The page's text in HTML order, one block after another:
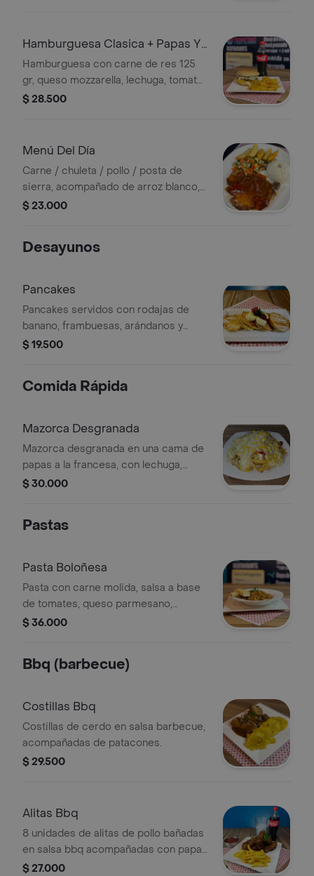
Hamburguesa Clasica + Papas Y
Gaseosa
Hamburguesa con carne de res 125
gr, queso mozzarella, lechuga, tomate
y salsas. Incluye papas fritas y
$ 28.500
Menú Del Día
Carne / chuleta / pollo / posta de
sierra, acompañado de arroz blanco,
tajadas/patacón, ensalada y bebida.
$ 23.000
Desayunos
Pancakes
Pancakes servidos con rodajas de
banano, frambuesas, arándanos y
miel/syrup.
$ 19.500
Comida Rápida
Mazorca Desgranada
Mazorca desgranada en una cama de
papas a la francesa, con lechuga,
cerdo, pollo, salchicha, queso y salsa
$ 30.000
Pastas
Pasta Boloñesa
Pasta con carne molida, salsa a base
de tomates, queso parmesano,
acompañado con pan tostado en
$ 36.000
Bbq (barbecue)
Costillas Bbq
Costillas de cerdo en salsa barbecue,
acompañadas de patacones.
$ 29.500
Alitas Bbq
8 unidades de alitas de pollo bañadas
en salsa bbq acompañadas con papas
a la francesa
$ 27.000